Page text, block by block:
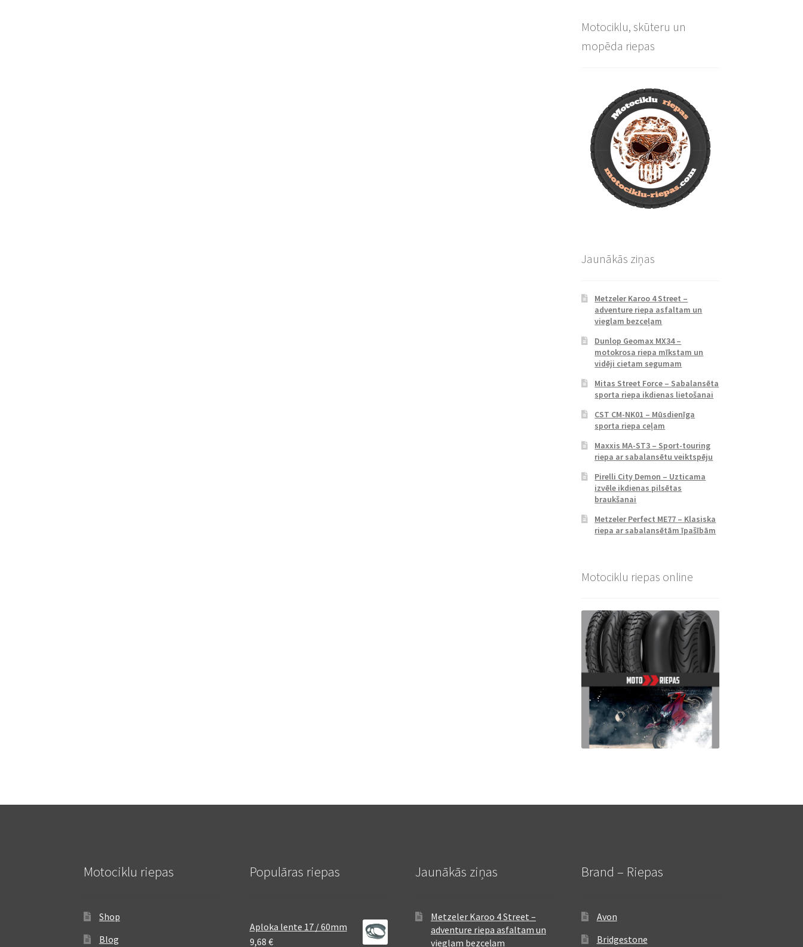
Motociklu, skūteru un
mopēda riepas
Jaunākās ziņas
Metzeler Karoo 4 Street –
adventure riepa asfaltam un
vieglam bezceļam
Dunlop Geomax MX34 –
motokrosa riepa mīkstam un
vidēji cietam segumam
Mitas Street Force – Sabalansēta
sporta riepa ikdienas lietošanai
CST CM-NK01 – Mūsdienīga
sporta riepa ceļam
Maxxis MA-ST3 – Sport-touring
riepa ar sabalansētu veiktspēju
Pirelli City Demon – Uzticama
izvēle ikdienas pilsētas
braukšanai
Metzeler Perfect ME77 – Klasiska
riepa ar sabalansētām īpašībām
Motociklu riepas online
Motociklu riepas
Shop
Blog
Populāras riepas
Aploka lente 17 / 60mm
9,68 €
Jaunākās ziņas
Metzeler Karoo 4 Street –
adventure riepa asfaltam un
vieglam bezceļam
Brand – Riepas
Avon
Bridgestone